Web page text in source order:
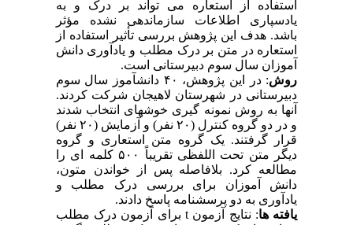
استفاده از استعاره می­ تواند بر درک و به
یادسپاری اطلاعات سازمان­دهی نشده مؤثر
باشد. هدف این پژوهش بررسی تأثیر استفاده از
استعاره در متن بر درک مطلب و یادآوری دانش
آموزان سال سوم دبیرستانی است.
روش
: در این پژوهش، ۴۰ دانش­آموز سال سوم
دبیرستانی در شهرستان لاهیجان شرکت کردند.
آنها به روش نمونه­ گیری خوشه­ای انتخاب شدند
و در دو گروه کنترل
(۲۰ نفر) و آزمایش (۲۰ نفر)
قرار گرفتند. یک گروه متن استعاری و گروه
دیگر متن تحت­ اللفظی تقریباً ۵۰۰ کلمه ­ای را
مطالعه کرد. بلافاصله پس از خواندن متون،
دانش­ آموزان برای بررسی درک مطلب و
یادآوری به دو پرسش­نامه پاسخ دادند.
یافته­ ها: نتایج آزمون t برای آزمون درک مطلب